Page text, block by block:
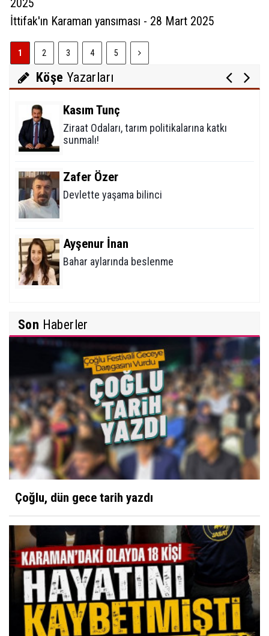
2025
İttifak'ın Karaman yansıması - 28 Mart 2025
1 2 3 4 5
Köşe Yazarları
Mustafa Koçak
Modern çağın putları!
Kasım Tunç
Ziraat Odaları, tarım politikalarına katkı
sunmalı!
Zafer Özer
Devlette yaşama bilinci
Ayşenur İnan
Bahar aylarında beslenme
Tiroid Nodüllerine (Bezelerine) Yaklaşım
İbrahim Solmaz
Yunus Emre Türkçe'nin Nesi Olur?
Davut Karaman
Neme lazım, biri yapar!
Hocam bir cisim yaklaşıyor
Kibrit
Ziraat Odası'nın Çiftçiye Yansıyan Fotoğrafı?
Son Haberler
Çoğlu, dün gece tarih yazdı